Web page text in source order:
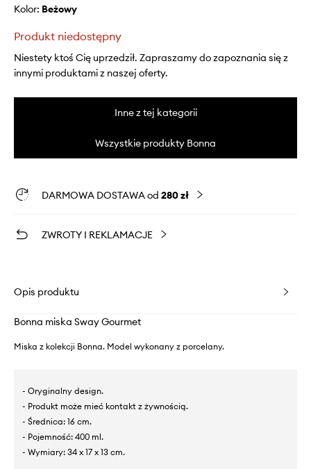
Kolor: beżowy
Produkt niedostępny
Niestety ktoś Cię uprzedził. Zapraszamy do zapoznania się z
innymi produktami z naszej oferty.
Inne z tej kategorii
Wszystkie produkty Bonna
DARMOWA DOSTAWA od 280 zł
ZWROTY I REKLAMACJE
Opis produktu
Bonna miska Sway Gourmet
Miska z kolekcji Bonna. Model wykonany z porcelany.
- Oryginalny design.
- Produkt może mieć kontakt z żywnością.
- Średnica: 16 cm.
- Pojemność: 400 ml.
- Wymiary: 34 x 17 x 13 cm.